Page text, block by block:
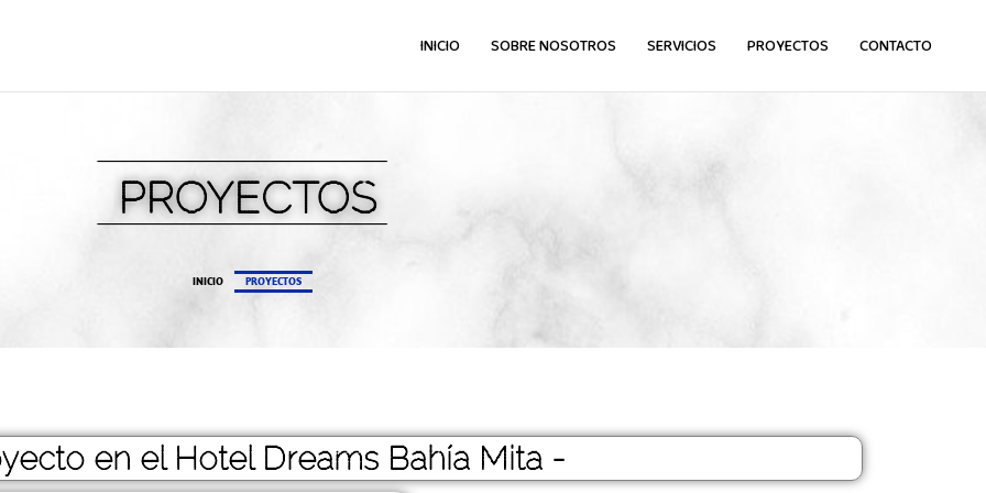
INICIO SOBRE NOSOTROS SERVICIOS PROYECTOS CONTACTO
PROYECTOS
INICIO PROYECTOS
en el Hotel Dreams Bahía Mita -